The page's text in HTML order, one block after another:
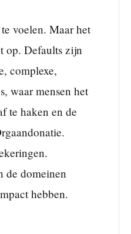
voelen. Maar het
op. Defaults zijn
complexe,
waar mensen het
te haken en de
de domeinen
hebben.